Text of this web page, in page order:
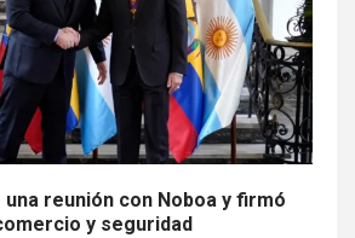
una reunión con Noboa y firmó
y seguridad